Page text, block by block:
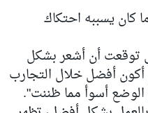
كان يسببه احتكاك
توقعت أن أشعر بشكل
أفضل خلال التجارب
الوضع أسوأ مما ظننت".